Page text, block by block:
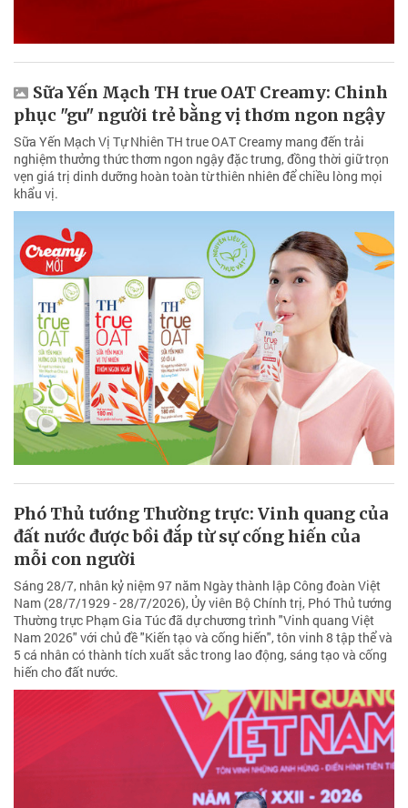
Sữa Yến Mạch TH true OAT Creamy: Chinh
phục "gu" người trẻ bằng vị thơm ngon ngậy
Sữa Yến Mạch Vị Tự Nhiên TH true OAT Creamy mang đến trải
nghiệm thưởng thức thơm ngon ngậy đặc trưng, đồng thời giữ trọn
vẹn giá trị dinh dưỡng hoàn toàn từ thiên nhiên để chiều lòng mọi
khẩu vị.
Phó Thủ tướng Thường trực: Vinh quang của
đất nước được bồi đắp từ sự cống hiến của
mỗi con người
Sáng 28/7, nhân kỷ niệm 97 năm Ngày thành lập Công đoàn Việt
Nam (28/7/1929 - 28/7/2026), Ủy viên Bộ Chính trị, Phó Thủ tướng
Thường trực Phạm Gia Túc đã dự chương trình "Vinh quang Việt
Nam 2026" với chủ đề "Kiến tạo và cống hiến", tôn vinh 8 tập thể và
5 cá nhân có thành tích xuất sắc trong lao động, sáng tạo và cống
hiến cho đất nước.